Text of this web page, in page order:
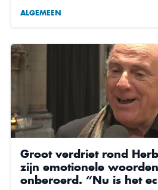
ALGEMEEN
Groot verdriet rond
zijn emotionele
onberoerd. “Nu is het